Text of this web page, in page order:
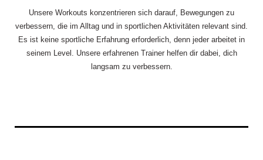
Unsere Workouts konzentrieren sich darauf, Bewegungen zu
verbessern, die im Alltag und in sportlichen Aktivitäten relevant sind.
Es ist keine sportliche Erfahrung erforderlich, denn jeder arbeitet in
seinem Level. Unsere erfahrenen Trainer helfen dir dabei, dich
langsam zu verbessern.